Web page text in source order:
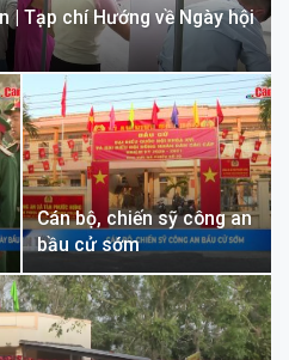
| Tạp chí Hướng về Ngày hội
Cán bộ, chiến sỹ công an
bầu cử sớm